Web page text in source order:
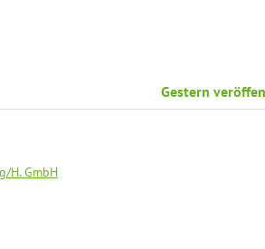
Gestern
H. GmbH